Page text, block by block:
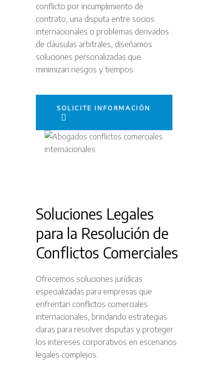
conflicto por incumplimiento de
contrato, una disputa entre socios
internacionales o problemas derivados
de cláusulas arbitrales, diseñamos
soluciones personalizadas que
minimizan riesgos y tiempos.
SOLICITE INFORMACIÓN
Soluciones Legales
para la Resolución de
Conflictos Comerciales
Ofrecemos soluciones jurídicas
especializadas para empresas que
enfrentan conflictos comerciales
internacionales, brindando estrategias
claras para resolver disputas y proteger
los intereses corporativos en escenarios
legales complejos.